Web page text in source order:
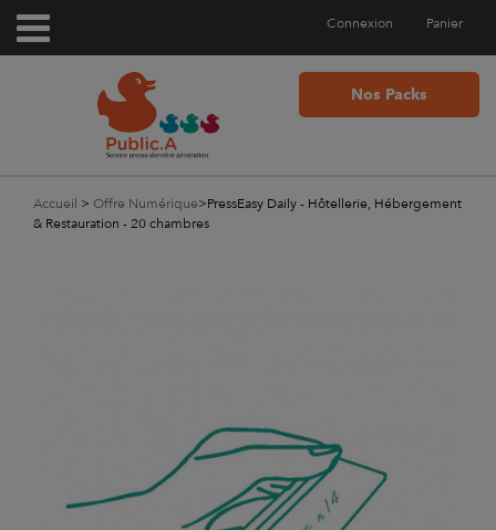
Panier
Connexion
Nos Packs
Accueil > Offre Numérique>PressEasy Daily - Hôtellerie, Hébergement
& Restauration - 20 chambres